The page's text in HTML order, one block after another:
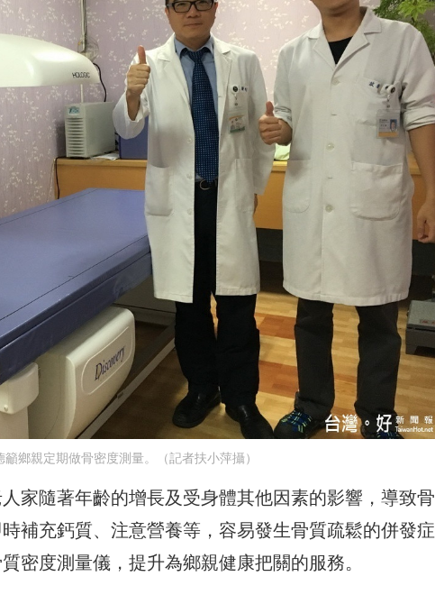
鄉親定期做骨密度測量。（記者扶小萍攝）
家隨著年齡的增長及受身體其他因素的影響，導致骨
補充鈣質、注意營養等，容易發生骨質疏鬆的併發症
密度測量儀，提升為鄉親健康把關的服務。